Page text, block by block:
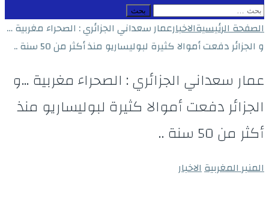
البحث
عن:
الصفحة الرئيسيةالاخبارعمار سعداني الجزائري : الصحراء مغربية …
و الجزائر دفعت أموالا كثيرة لبوليساريو منذ أكثر من 50 سنة ..
عمار سعداني الجزائري : الصحراء مغربية …و
الجزائر دفعت أموالا كثيرة لبوليساريو منذ
أكثر من 50 سنة ..
المنبر المغربيةالاخبار